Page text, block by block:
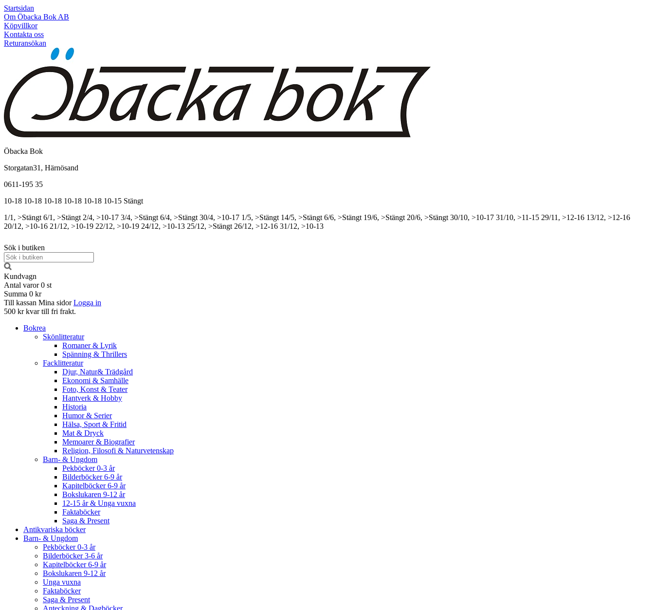
Startsidan
Om Öbacka Bok AB
Köpvillkor
Kontakta oss
Returansökan
Öbacka Bok
Storgatan31, Härnösand
0611-195 35
10-18 10-18 10-18 10-18 10-18 10-15 Stängt
1/1, >Stängt 6/1, >Stängt 2/4, >10-17 3/4, >Stängt 6/4, >Stängt 30/4, >10-17 1/5, >Stängt 14/5, >Stängt 6/6, >Stängt 19/6, >Stängt 20/6, >Stängt 30/10, >10-17 31/10, >11-15 29/11, >12-16 13/12, >12-16
20/12, >10-16 21/12, >10-19 22/12, >10-19 24/12, >10-13 25/12, >Stängt 26/12, >12-16 31/12, >10-13
Sök i butiken
Kundvagn
Antal varor 0 st
Summa 0 kr
Till kassan Mina sidor Logga in
500 kr kvar till fri frakt.
Bokrea
Skönlitteratur
Romaner & Lyrik
Spänning & Thrillers
Facklitteratur
Djur, Natur& Trädgård
Ekonomi & Samhälle
Foto, Konst & Teater
Hantverk & Hobby
Historia
Humor & Serier
Hälsa, Sport & Fritid
Mat & Dryck
Memoarer & Biografier
Religion, Filosofi & Naturvetenskap
Barn- & Ungdom
Pekböcker 0-3 år
Bilderböcker 6-9 år
Kapitelböcker 6-9 år
Bokslukaren 9-12 år
12-15 år & Unga vuxna
Faktaböcker
Saga & Present
Antikvariska böcker
Barn- & Ungdom
Pekböcker 0-3 år
Bilderböcker 3-6 år
Kapitelböcker 6-9 år
Bokslukaren 9-12 år
Unga vuxna
Faktaböcker
Saga & Present
Anteckning & Dagböcker